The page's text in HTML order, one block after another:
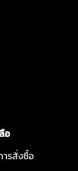
อ
รสั่งซื้อ